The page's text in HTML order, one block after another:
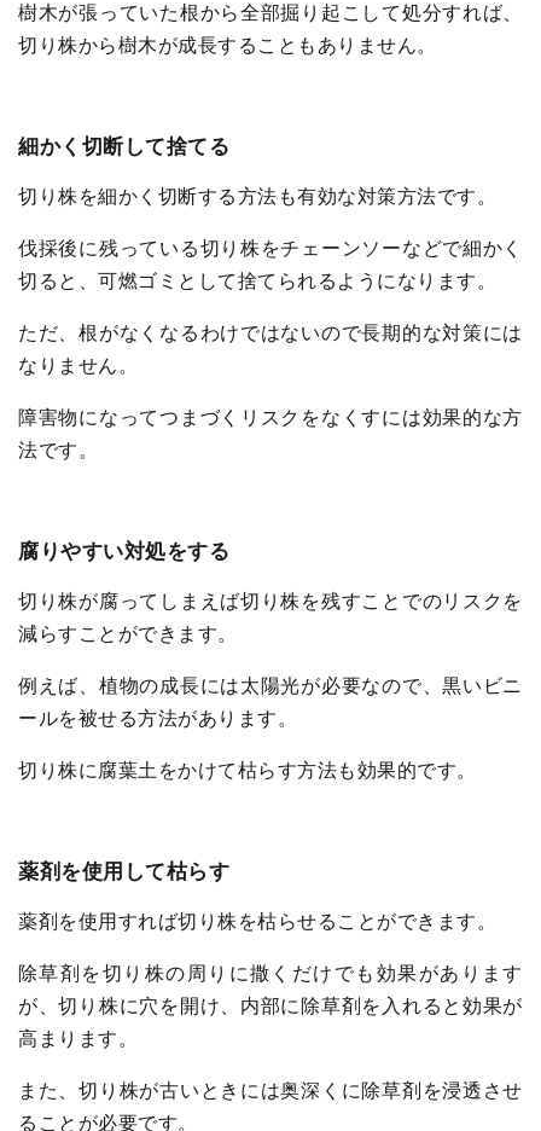
樹木が張っていた根から全部掘り起こして処分すれば、
切り株から樹木が成長することもありません。
細かく切断して捨てる
切り株を細かく切断する方法も有効な対策方法です。
伐採後に残っている切り株をチェーンソーなどで細かく
切ると、可燃ゴミとして捨てられるようになります。
ただ、根がなくなるわけではないので長期的な対策には
なりません。
障害物になってつまづくリスクをなくすには効果的な方
法です。
腐りやすい対処をする
切り株が腐ってしまえば切り株を残すことでのリスクを
減らすことができます。
例えば、植物の成長には太陽光が必要なので、黒いビニ
ールを被せる方法があります。
切り株に腐葉土をかけて枯らす方法も効果的です。
薬剤を使用して枯らす
薬剤を使用すれば切り株を枯らせることができます。
除草剤を切り株の周りに撒くだけでも効果があります
が、切り株に穴を開け、内部に除草剤を入れると効果が
高まります。
また、切り株が古いときには奥深くに除草剤を浸透させ
ることが必要です。